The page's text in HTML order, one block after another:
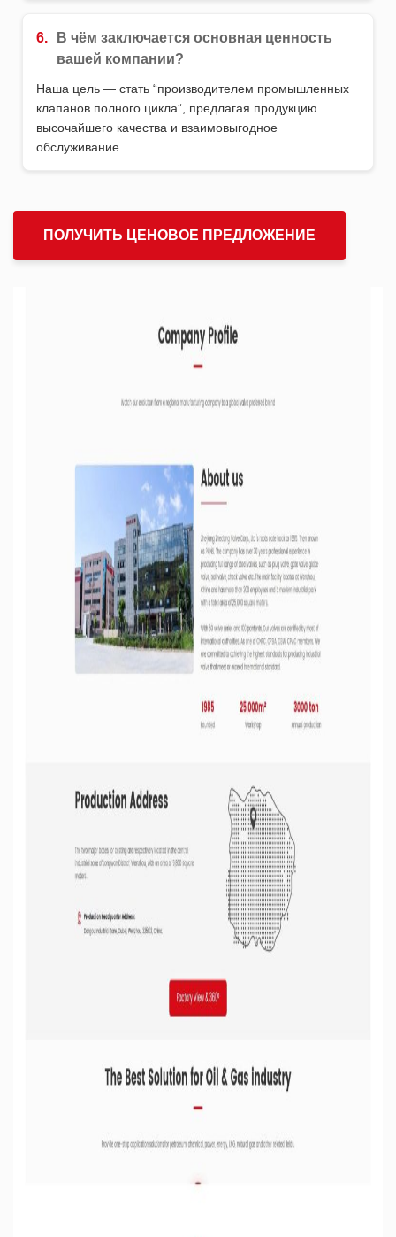
6.
В чём заключается основная ценность
вашей компании?
Наша цель — стать “производителем промышленных
клапанов полного цикла”, предлагая продукцию
высочайшего качества и взаимовыгодное
обслуживание.
ПОЛУЧИТЬ ЦЕНОВОЕ ПРЕДЛОЖЕНИЕ